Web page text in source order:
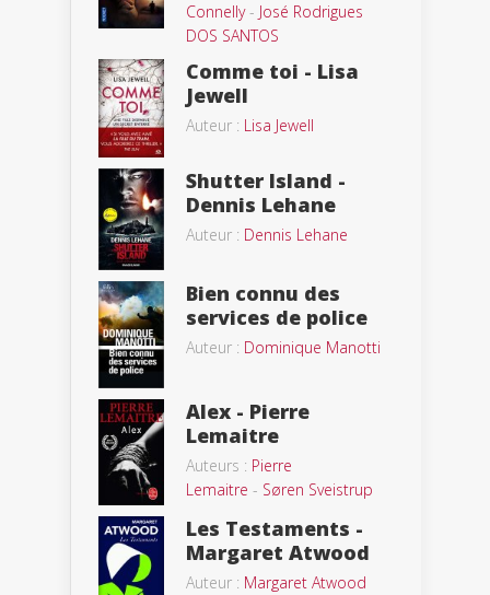
Connelly- José Rodrigues
DOS SANTOS
Comme toi - Lisa
Jewell
Auteur : Lisa Jewell
Shutter Island -
Dennis Lehane
Auteur : Dennis Lehane
Bien connu des
services de police
Auteur : Dominique Manotti
Alex - Pierre
Lemaitre
Auteurs : Pierre
Lemaitre - Søren Sveistrup
Les Testaments -
Margaret Atwood
Auteur : Margaret Atwood